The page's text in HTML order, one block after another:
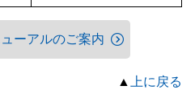
ーアルのご案内
▲ 上に戻る